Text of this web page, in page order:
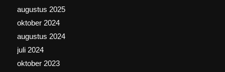
augustus 2025
oktober 2024
augustus 2024
juli 2024
oktober 2023